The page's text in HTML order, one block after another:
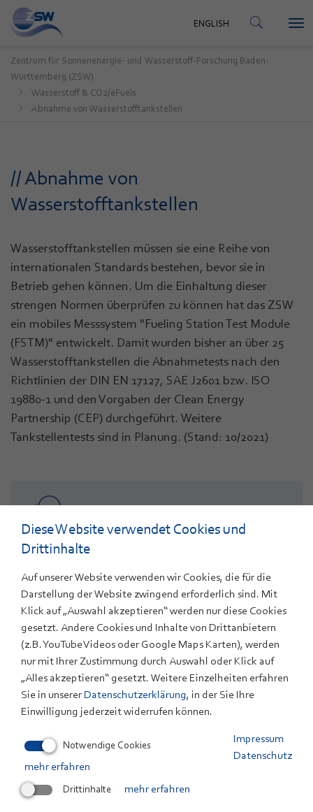
KONTAKT
ENGLISH
Zentrum für Sonnenenergie- und Wasserstoff-Forschung Baden-
Württemberg (ZSW)
Wasserstoff & CO2/eFuels
Abnahme von Wasserstofftankstellen
// Abnahme von
Wasserstofftankstellen
Wasserstofftankstellen müssen sie eine Reihe von
internationalen Standards bestehen, bevor sie in
Betrieb gehen können. Um die Einhaltung dieser
strengen Normen überprüfen zu können hat das ZSW
ein mobiles Messsystem "Fueling Station Test Module
(FSTM)" entwickelt. Damit wurden bisher an über 25
Wasserstofftankstellen die Abnahmetests nach den
Richtlinien der DIN EN 17127, SAE J2601 bzw. ISO
19880-1 und den Vorgaben der Clean Energy
Partnership (CEP) durchgeführt. Weitere
Tankstellentests sind in Planung. (Stand: 10/2021)
Dr. Alexander Kabza
E-Mail
Mitarbeiterprofil
Diese Website verwendet Cookies und
Drittinhalte
Auf unserer Website verwenden wir Cookies, die für die
Darstellung der Website zwingend erforderlich sind. Mit
Klick auf „Auswahl akzeptieren“ werden nur diese Cookies
gesetzt. Andere Cookies und Inhalte von Drittanbietern
(z.B. YouTube Videos oder Google Maps Karten), werden
nur mit Ihrer Zustimmung durch Auswahl oder Klick auf
„Alles akzeptieren“ gesetzt. Weitere Einzelheiten erfahren
Sie in unserer Datenschutzerklärung, in der Sie Ihre
Einwilligung jederzeit widerrufen können.
Impressum
Datenschutz
Notwendige Cookies
mehr erfahren
Drittinhalte
mehr erfahren